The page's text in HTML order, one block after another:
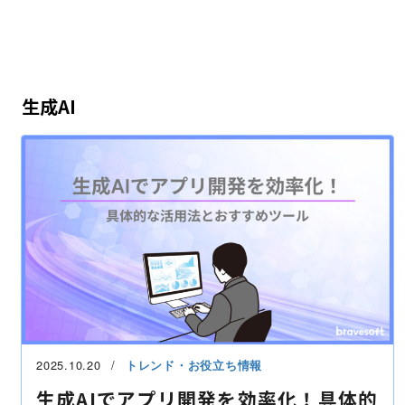
生成AI
2025.10.20 トレンド・お役立ち情報
生成AIでアプリ開発を効率化！具体的